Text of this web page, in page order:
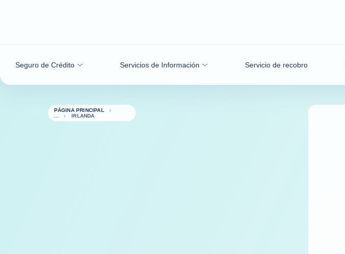
Seguro de Crédito Servicios de Información Servicio de recobro
PÁGINA PRINCIPAL
IRLANDA